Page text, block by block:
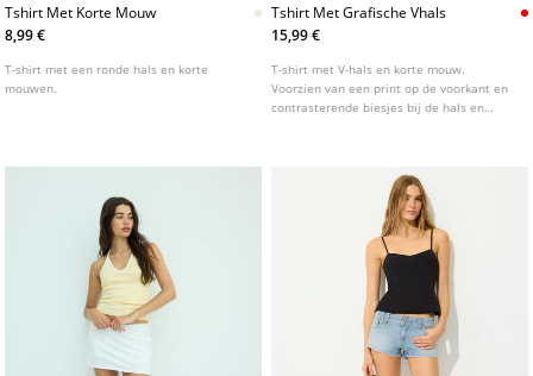
Tshirt Met Korte Mouw
8,99 €
T-shirt met een ronde hals en korte
mouwen.
Tshirt Met Grafische Vhals
15,99 €
T-shirt met V-hals en korte mouw.
Voorzien van een print op de voorkant en
contrasterende biesjes bij de hals en